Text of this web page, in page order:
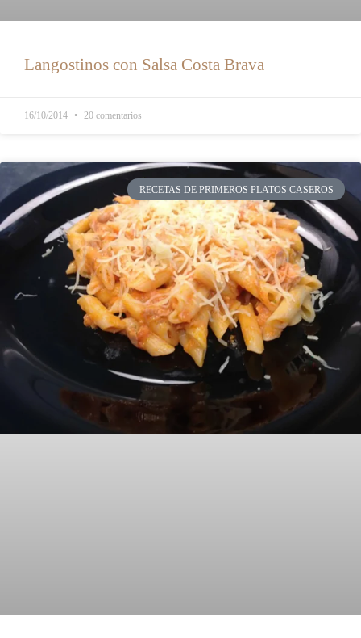
Langostinos con Salsa Costa Brava
16/10/2014 20 comentarios
RECETAS DE PRIMEROS PLATOS CASEROS